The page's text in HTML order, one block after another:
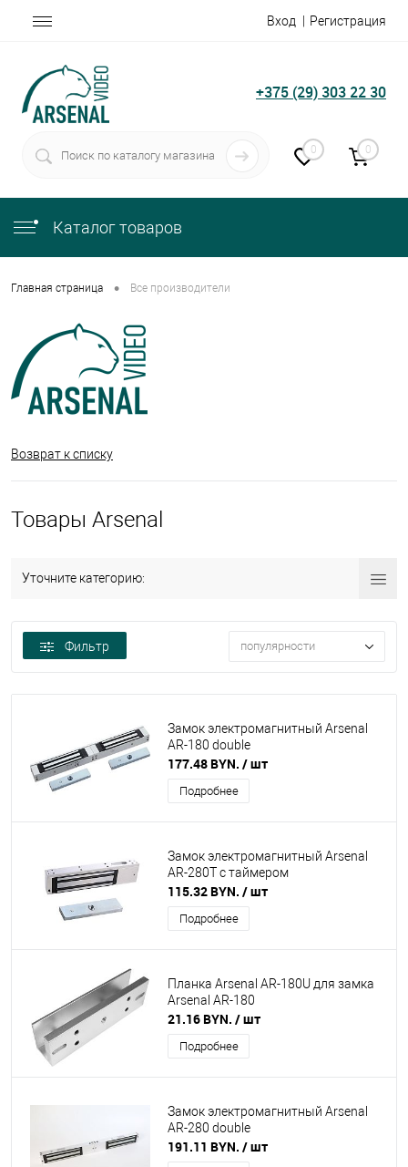
Вход Регистрация
+375 (29) 303 22 30
0 0
Каталог товаров
Главная страница • Все производители
Возврат к списку
Товары Arsenal
Уточните категорию:
Фильтр популярности
Замок электромагнитный Arsenal
AR-180 double
177.48 BYN. / шт
Подробнее
Замок электромагнитный Arsenal
AR-280T с таймером
115.32 BYN. / шт
Подробнее
Планка Arsenal AR-180U для замка
Arsenal AR-180
21.16 BYN. / шт
Подробнее
Замок электромагнитный Arsenal
AR-280 double
191.11 BYN. / шт